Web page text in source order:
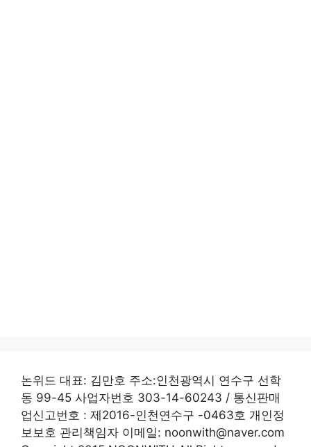
논위드 대표: 김만호 주소:인천광역시 연수구 선학
동 99-45 사업자번호 303-14-60243 / 통신판매
업신고번호 : 제2016-인천연수구 -0463호 개인정
보보호 관리책임자 이메일: noonwith@naver.com